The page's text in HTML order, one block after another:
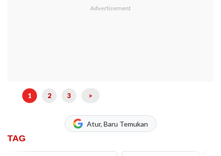
1 2 3 >
Atur, Baru Temukan
TAG